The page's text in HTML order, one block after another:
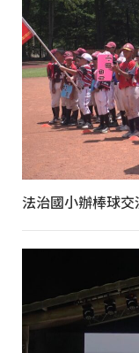
法治國小辦棒球